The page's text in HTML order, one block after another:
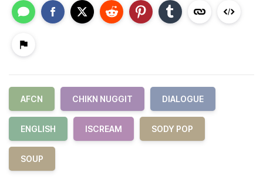
AFCN CHIKN NUGGIT DIALOGUE
ENGLISH ISCREAM SODY POP
SOUP